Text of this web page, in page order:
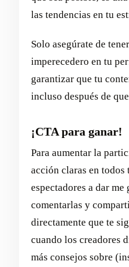
las tendencias en tu
Solo asegúrate de
imperecedero en tu
garantizar que tu
incluso después de
¡CTA para ganar!
Para aumentar la
acción claras en todos
espectadores a dar
comentarlas y
directamente que te
cuando los creadores
más consejos sobre